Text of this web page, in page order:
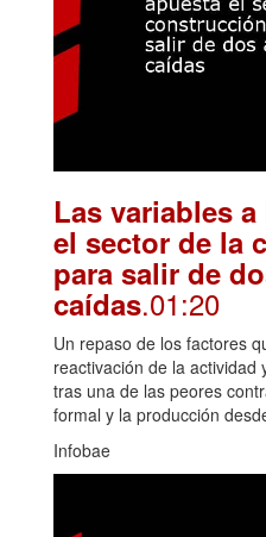
Las variables
el sector de la
para salir de
caídas.01:20
Un repaso de los factores
reactivación de la actividad
tras una de las peores
formal y la producción
Infobae